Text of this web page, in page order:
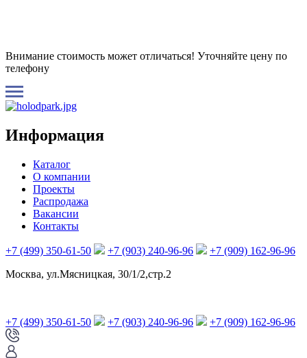
Внимание стоимость может отличаться! Уточняйте цену по
телефону
Информация
Каталог
О компании
Проекты
Распродажа
Вакансии
Контакты
+7 (499) 350-61-50 +7 (903) 240-96-96
+7 (909) 162-96-96
Москва, ул.Мясницкая, 30/1/2,стр.2
+7 (499) 350-61-50 +7 (903) 240-96-96 +7 (909) 162-96-96